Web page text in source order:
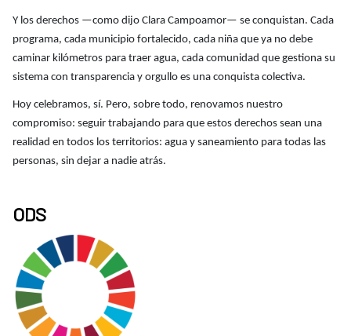
Y los derechos —como dijo Clara Campoamor— se conquistan. Cada
programa, cada municipio fortalecido, cada niña que ya no debe
caminar kilómetros para traer agua, cada comunidad que gestiona su
sistema con transparencia y orgullo es una conquista colectiva.
Hoy celebramos, sí. Pero, sobre todo, renovamos nuestro
compromiso: seguir trabajando para que estos derechos sean una
realidad en todos los territorios: agua y saneamiento para todas las
personas, sin dejar a nadie atrás.
ODS